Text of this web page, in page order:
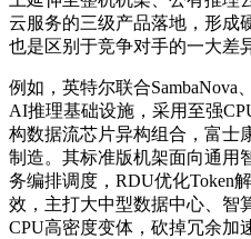
云服务的三级产品落地，形成
也是区别于竞争对手的一大差
例如，英特尔联合
AI推理基础设施，采用至强
构数据流芯片异构组合，富士
制造。其标准版机架面向通用
务编排调度，RDU优化Token
效，主打大中型数据中心、智
CPU高密度变体，砍掉冗余加